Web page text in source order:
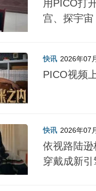
用PICO打
宫、探宇宙
快讯 2026年07
PICO视频
快讯 2026年07
依视路陆
穿戴成新引